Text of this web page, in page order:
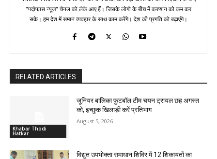
"पर्दाफास न्यूज" चैनल को लेके आए हैं। जिसके लोगो के बीच में करप्शन को कम कर
सके। हम देश में समान व्यवहार के साथ काम करेंगे। देश की प्रगति को बढ़ाएंगे।
RELATED ARTICLES
Khabar Thodi
Hatkar
जूनियर बालिका फुटबॉल टीम चयन ट्रायल छह अगस्त
को, इच्छुक खिलाड़ी करें प्रतिभाग
August 5, 2026
विद्युत उपभोक्ता समाधान शिविर में 12 शिकायतों का